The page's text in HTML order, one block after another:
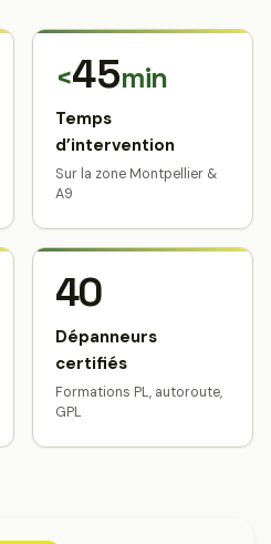
<45min
Temps
d’intervention
Sur la zone Montpellier &
A9
40
Dépanneurs
certifiés
Formations PL, autoroute,
GPL